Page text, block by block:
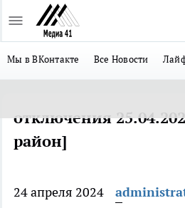
Мы в ВКонтакте Все Новости
отключения
район]
24 апреля 2024